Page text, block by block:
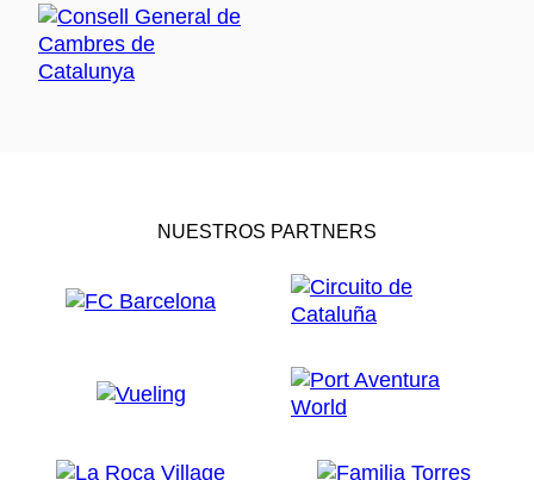
NUESTROS PARTNERS